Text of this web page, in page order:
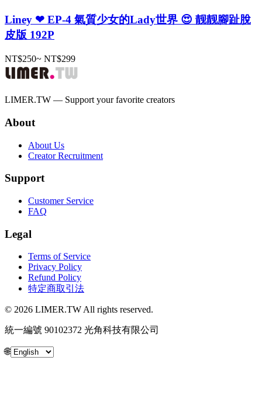
Liney ❤ EP-4 氣質少女的Lady世界 😍 靓靓腳趾脫
皮版 192P
NT$250~ NT$299
LIMER.TW — Support your favorite creators
About
About Us
Creator Recruitment
Support
Customer Service
FAQ
Legal
Terms of Service
Privacy Policy
Refund Policy
特定商取引法
© 2026 LIMER.TW All rights reserved.
統一編號 90102372 光角科技有限公司
🌐